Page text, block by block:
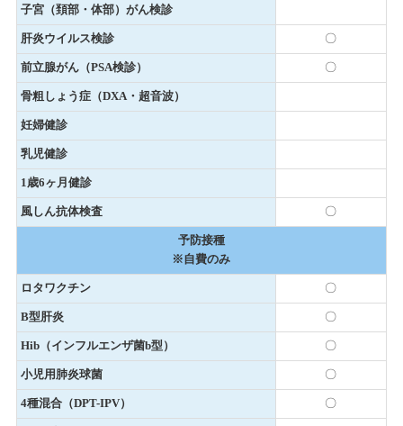
子宮（頚部・体部）がん検診
肝炎ウイルス検診 〇
前立腺がん（PSA検診） 〇
骨粗しょう症（DXA・超音波）
妊婦健診
乳児健診
1歳6ヶ月健診
風しん抗体検査 〇
予防接種
※自費のみ
ロタワクチン 〇
B型肝炎 〇
Hib（インフルエンザ菌b型） 〇
小児用肺炎球菌 〇
4種混合（DPT-IPV） 〇